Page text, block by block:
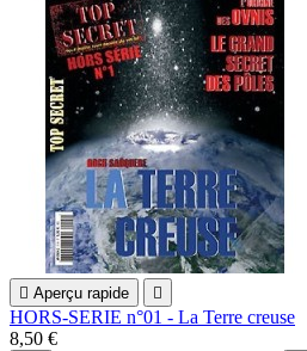
 Aperçu rapide 
HORS-SERIE n°01 - La Terre creuse
8,50 €